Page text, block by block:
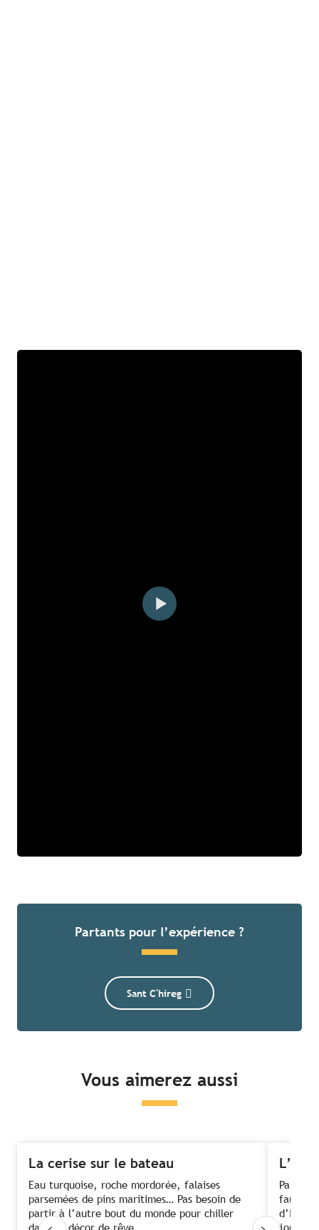
Partants pour l’expérience ?
Sant C'hireg
Vous aimerez aussi
La cerise sur le bateau
Eau turquoise, roche mordorée, falaises
parsemées de pins maritimes… Pas besoin de
partir à l’autre bout du monde pour chiller
L’île
Partir
faune